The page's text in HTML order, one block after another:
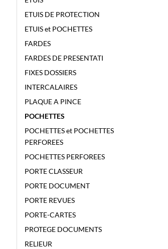
ETUIS DE PROTECTION
ETUIS et POCHETTES
FARDES
FARDES DE PRESENTATI
FIXES DOSSIERS
INTERCALAIRES
PLAQUE A PINCE
POCHETTES
POCHETTES et POCHETTES
PERFOREES
POCHETTES PERFOREES
PORTE CLASSEUR
PORTE DOCUMENT
PORTE REVUES
PORTE-CARTES
PROTEGE DOCUMENTS
RELIEUR
200MIC